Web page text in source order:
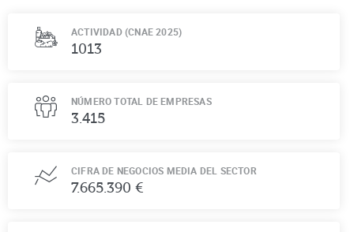
ACTIVIDAD (CNAE 2025)
1013
NÚMERO TOTAL DE EMPRESAS
3.415
CIFRA DE NEGOCIOS MEDIA DEL SECTOR
7.665.390 €